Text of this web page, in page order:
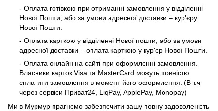
- Оплата готівкою при отриманні замовлення у відділенні
Нової Пошти, або за умови адресної доставки – кур'єру
Нової Пошти.
- Оплата карткою у відділенні Нової пошти, або за умови
адресної доставки – оплата карткою у кур'єр Нової Пошти.
- Оплата онлайн на сайті при оформленні замовлення.
Власники карток Visa та MasterCard можуть повністю
сплатити замовлення в момент його оформлення. (В т.ч
через сервіси Приват24, LiqPay, ApplePay, Monopay)
Ми в Мурмур прагнемо забезпечити вашу повну задоволеність